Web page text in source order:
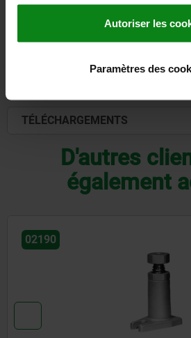
Autoriser les
Paramètres des
DÉTAILS
TÉLÉCHARGEMENTS
D'autres
également